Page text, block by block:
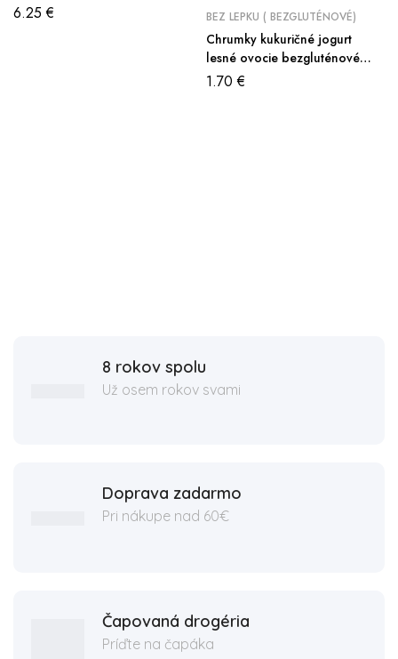
6.25€ BEZ LEPKU ( BEZGLUTÉNOVÉ)
Chrumky kukuričné jogurt
lesné ovocie bezgluténové
150g
1.70€
8 rokov spolu
Už osem rokov svami
Doprava zadarmo
Pri nákupe nad 60€
Čapovaná drogéria
Príďte na čapáka